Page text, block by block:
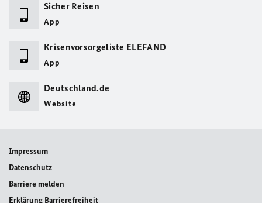
Sicher Reisen
App
Krisenvorsorgeliste ELEFAND
App
Deutschland.de
Website
Impressum
Datenschutz
Barriere melden
Erklärung Barrierefreiheit